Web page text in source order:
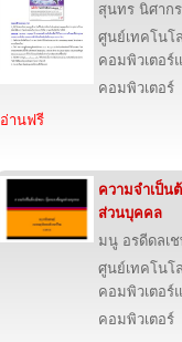
สุนทร นิศากร
ศูนย์เทคโนโ
คอมพิวเตอร์
คอมพิวเตอร์
อ่านฟรี
ความจำเป็น
ส่วนบุคคล
มนู อรดีดลเ
ศูนย์เทคโนโ
คอมพิวเตอร์
คอมพิวเตอร์